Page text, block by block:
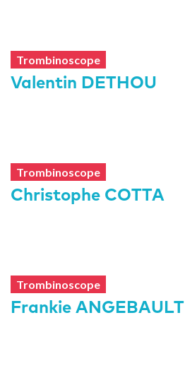
Trombinoscope
Valentin DETHOU
Trombinoscope
Christophe COTTA
Trombinoscope
Frankie ANGEBAULT